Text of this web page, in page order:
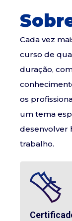
Cada vez
curso de
duração,
os
um tema
desenvolver
trabalho.